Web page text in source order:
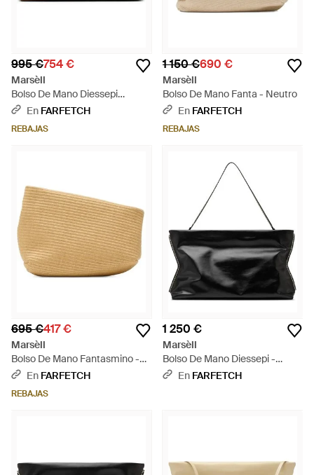
995 €754 €
Marsèll
Bolso De Mano Diessepi
Fruncido - Marrón
En FARFETCH
REBAJAS
1 150 €690 €
Marsèll
Bolso De Mano Fanta - Neutro
En FARFETCH
REBAJAS
695 €417 €
Marsèll
Bolso De Mano Fantasmino -
Neutro
En FARFETCH
REBAJAS
1 250 €
Marsèll
Bolso De Mano Diessepi -
Negro
En FARFETCH